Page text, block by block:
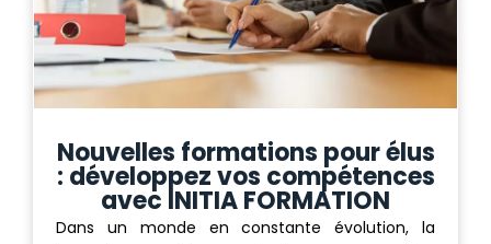
Nouvelles formations pour élus
: développez vos compétences
avec INITIA FORMATION
Dans un monde en constante évolution, la